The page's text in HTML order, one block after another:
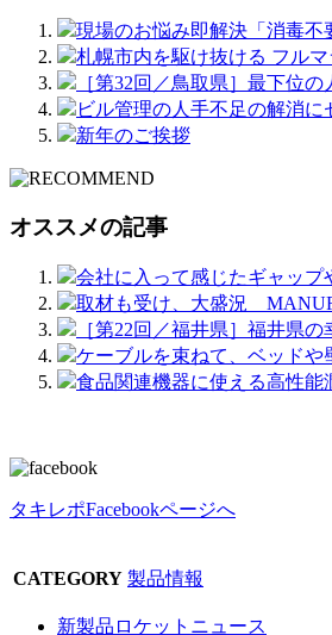
現場のお悩み即解決「消毒不
札幌市内を駆け抜ける フル
［第32回／鳥取県］最下位
ビル管理の人手不足の解消
新年のご挨拶
オススメの記事
会社に入って感じたギャップ
取材も受け、大盛況
［第22回／福井県］福井県
ケーブルを束ねて、ベッドや
食品関連機器に使える高性能
タキレポFacebookページへ
CATEGORY 製品情報
新製品ロケットニュース